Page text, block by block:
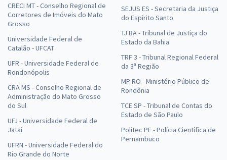
CRECI MT - Conselho Regional de
Corretores de Imóveis do Mato
Grosso
Universidade Federal de
Catalão - UFCAT
UFR - Universidade Federal de
Rondonópolis
CRA MS - Conselho Regional de
Administração do Mato Grosso
do Sul
UFJ - Universidade Federal de
Jataí
UFRN - Universidade Federal do
Rio Grande do Norte
SEJUS ES - Secretaria da Justiça
do Espírito Santo
TJ BA - Tribunal de Justiça do
Estado da Bahia
TRF 3 - Tribunal Regional Federal
da 3ª Região
MP RO - Ministério Público de
Rondônia
TCE SP - Tribunal de Contas do
Estado de São Paulo
Politec PE - Polícia Científica de
Pernambuco